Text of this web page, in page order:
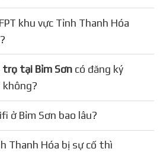
khu vực Tỉnh Thanh Hóa
tại Bỉm Sơn có đăng ký
không?
ở Bỉm Sơn bao lâu?
Thanh Hóa bị sự cố thì